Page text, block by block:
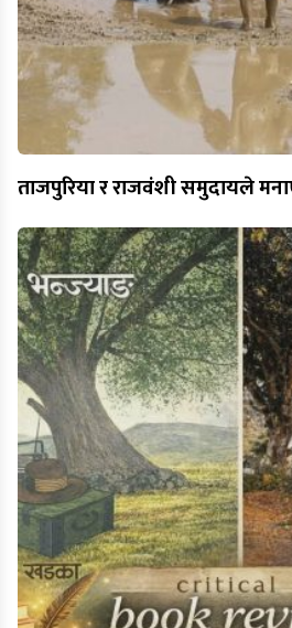
ताजपुरिया र राजवंशी समुदायले